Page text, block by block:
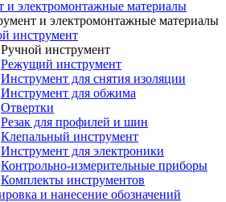
и электромонтажные материалы
и электромонтажные материалы
инструмент
Ручной инструмент
Режущий инструмент
Инструмент для снятия изоляции
Инструмент для обжима
Отвертки
Резак для профилей и шин
Клепальный инструмент
Инструмент для электроники
Контрольно-измерительные приборы
Комплекты инструментов
и нанесение обозначений